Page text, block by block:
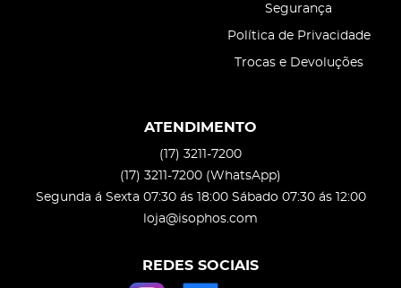
Segurança
Política de Privacidade
Trocas e Devoluções
ATENDIMENTO
(17) 3211-7200
(17) 3211-7200 (WhatsApp)
Segunda á Sexta 07:30 ás 18:00 Sábado 07:30 ás 12:00
loja@isophos.com
REDES SOCIAIS